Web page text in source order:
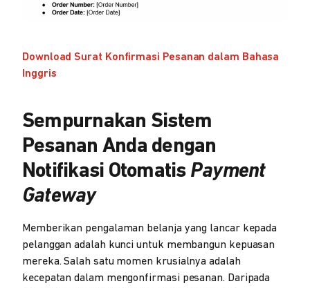
Download Surat Konfirmasi Pesanan dalam Bahasa
Inggris
Sempurnakan Sistem
Pesanan Anda dengan
Notifikasi Otomatis Payment
Gateway
Memberikan pengalaman belanja yang lancar kepada
pelanggan adalah kunci untuk membangun kepuasan
mereka. Salah satu momen krusialnya adalah
kecepatan dalam mengonfirmasi pesanan. Daripada